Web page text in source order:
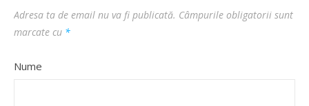
Adresa ta de email nu va fi publicată. Câmpurile obligatorii sunt
marcate cu *
Nume